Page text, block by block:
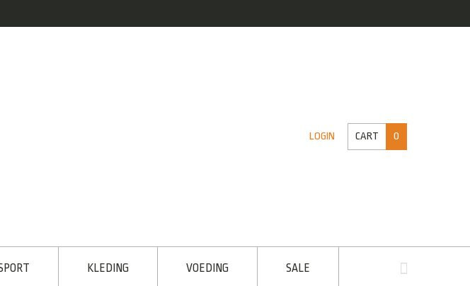
LOGIN CART 0
KLEDING VOEDING SALE